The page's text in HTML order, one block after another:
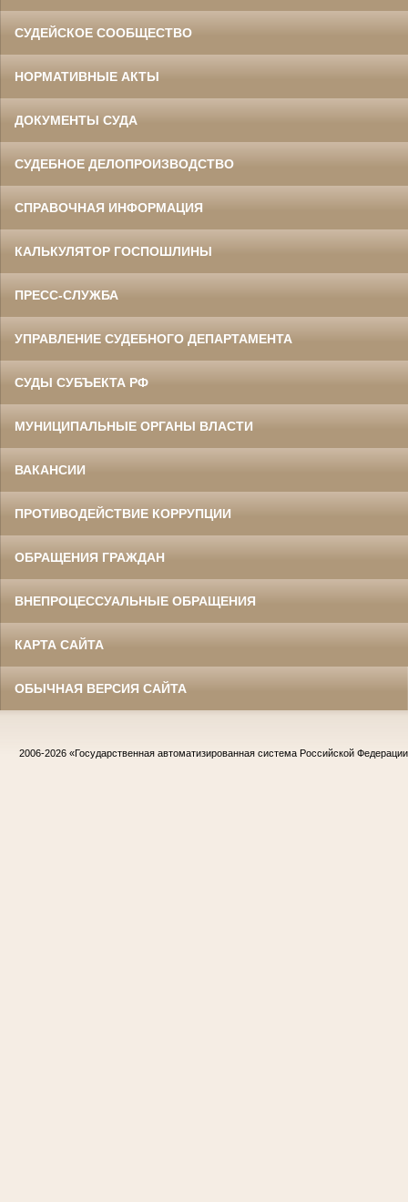
СУДЕЙСКОЕ СООБЩЕСТВО
НОРМАТИВНЫЕ АКТЫ
ДОКУМЕНТЫ СУДА
СУДЕБНОЕ ДЕЛОПРОИЗВОДСТВО
СПРАВОЧНАЯ ИНФОРМАЦИЯ
КАЛЬКУЛЯТОР ГОСПОШЛИНЫ
ПРЕСС-СЛУЖБА
УПРАВЛЕНИЕ СУДЕБНОГО ДЕПАРТАМЕНТА
СУДЫ СУБЪЕКТА РФ
МУНИЦИПАЛЬНЫЕ ОРГАНЫ ВЛАСТИ
ВАКАНСИИ
ПРОТИВОДЕЙСТВИЕ КОРРУПЦИИ
ОБРАЩЕНИЯ ГРАЖДАН
ВНЕПРОЦЕССУАЛЬНЫЕ ОБРАЩЕНИЯ
КАРТА САЙТА
ОБЫЧНАЯ ВЕРСИЯ САЙТА
2006-2026 «Государственная автоматизированная система Российской